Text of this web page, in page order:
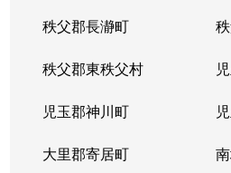
秩父郡長瀞町
秩父郡東秩父村
児玉郡神川町
大里郡寄居町